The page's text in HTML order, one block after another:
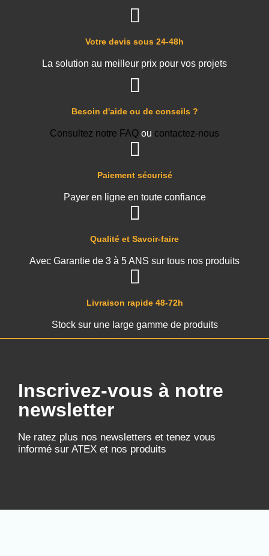
Livraison rapide 48-72h
Stock sur une large gamme de produits
Qualité et Savoir-faire
Avec Garantie de 3 à 5 ANS sur tous nos produits
Paiement sécurisé
Payer en ligne en toute confiance
Besoin d'aide ou de conseils ?
Consultez notre FAQ ou contactez-nous
Votre devis sous 24-48h
La solution au meilleur prix pour vos projets
Inscrivez-vous à notre
newsletter
Ne ratez plus nos newsletters et tenez vous
informé sur ATEX et nos produits